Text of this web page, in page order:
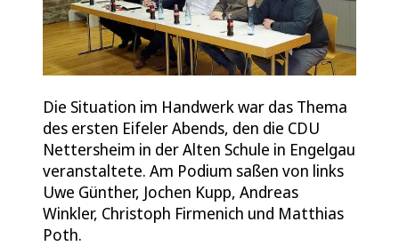
Die Situation im Handwerk war das Thema
des ersten Eifeler Abends, den die CDU
Nettersheim in der Alten Schule in Engelgau
veranstaltete. Am Podium saßen von links
Uwe Günther, Jochen Kupp, Andreas
Winkler, Christoph Firmenich und Matthias
Poth.